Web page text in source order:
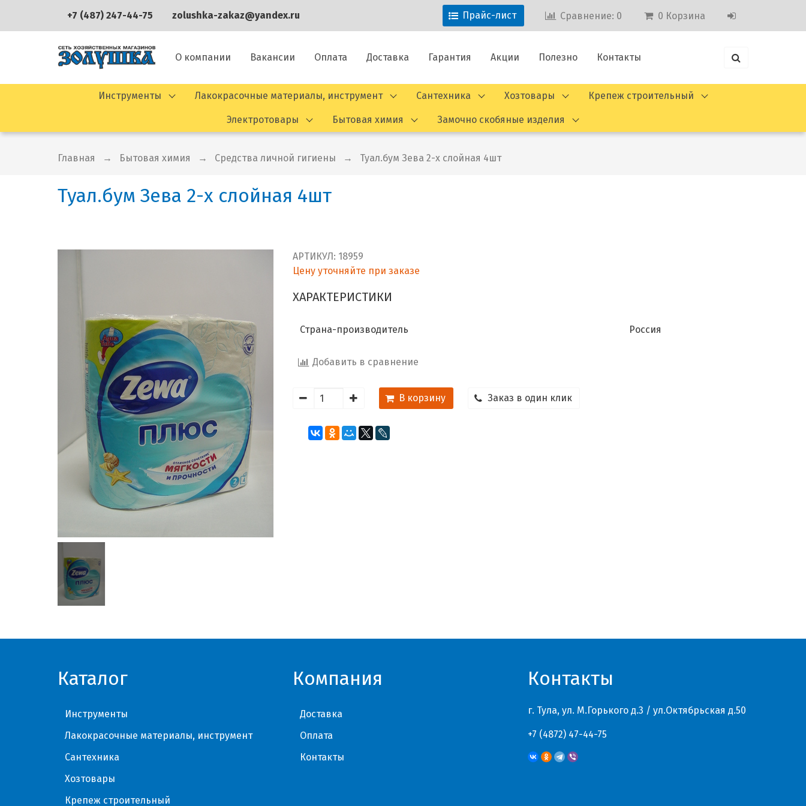
+7 (487) 247-44-75 zolushka-zakaz@yandex.ru Прайс-лист Сравнение: 0 0 Корзина
О компании Вакансии Оплата Доставка Гарантия Акции Полезно Контакты
Инструменты Лакокрасочные материалы, инструмент Сантехника Хозтовары Крепеж строительный
Электротовары Бытовая химия Замочно скобяные изделия
Главная Бытовая химия Средства личной гигиены Туал.бум Зева 2-х слойная 4шт
Туал.бум Зева 2-х слойная 4шт
АРТИКУЛ: 18959
Цену уточняйте при заказе
ХАРАКТЕРИСТИКИ
Страна-производитель Россия
Добавить в сравнение
В корзину Заказ в один клик
Каталог
Инструменты
Лакокрасочные материалы, инструмент
Сантехника
Хозтовары
Крепеж строительный
Компания
Доставка
Оплата
Контакты
Контакты
г. Тула, ул. М.Горького д.3 / ул.Октябрьская д.50
+7 (4872) 47-44-75